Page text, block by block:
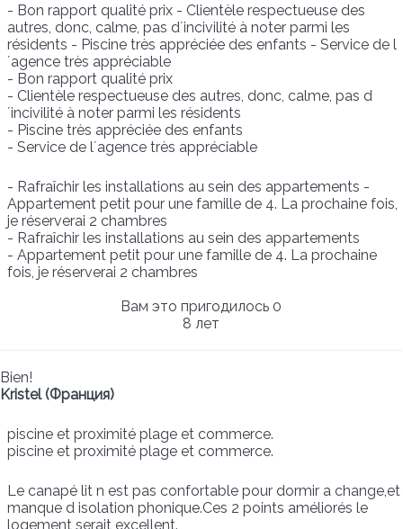
- Bon rapport qualité prix - Clientèle respectueuse des
autres, donc, calme, pas d´incivilité à noter parmi les
résidents - Piscine très appréciée des enfants - Service de l
´agence très appréciable
- Bon rapport qualité prix
- Clientèle respectueuse des autres, donc, calme, pas d
´incivilité à noter parmi les résidents
- Piscine très appréciée des enfants
- Service de l´agence très appréciable
- Rafraîchir les installations au sein des appartements -
Appartement petit pour une famille de 4. La prochaine fois,
je réserverai 2 chambres
- Rafraîchir les installations au sein des appartements
- Appartement petit pour une famille de 4. La prochaine
fois, je réserverai 2 chambres
Вам это пригодилось 0
8 лет
Bien!
Kristel (Франция)
piscine et proximité plage et commerce.
piscine et proximité plage et commerce.
Le canapé lit n est pas confortable pour dormir a change,et
manque d isolation phonique.Ces 2 points améliorés le
logement serait excellent.